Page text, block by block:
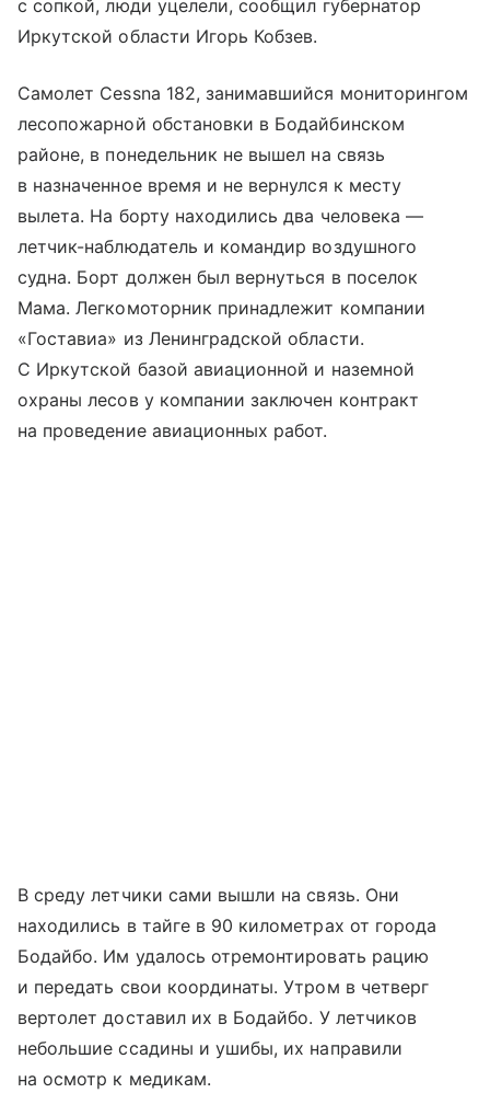
с сопкой, люди уцелели, сообщил губернатор
Иркутской области Игорь Кобзев.
Самолет Cessna 182, занимавшийся мониторингом
лесопожарной обстановки в Бодайбинском
районе, в понедельник не вышел на связь
в назначенное время и не вернулся к месту
вылета. На борту находились два человека —
летчик-наблюдатель и командир воздушного
судна. Борт должен был вернуться в поселок
Мама. Легкомоторник принадлежит компании
«Гоставиа» из Ленинградской области.
С Иркутской базой авиационной и наземной
охраны лесов у компании заключен контракт
на проведение авиационных работ.
В среду летчики сами вышли на связь. Они
находились в тайге в 90 километрах от города
Бодайбо. Им удалось отремонтировать рацию
и передать свои координаты. Утром в четверг
вертолет доставил их в Бодайбо. У летчиков
небольшие ссадины и ушибы, их направили
на осмотр к медикам.